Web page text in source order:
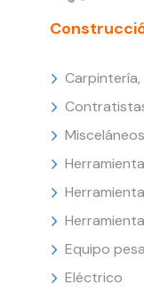
Misceláneos
Equipo
Eléctrico